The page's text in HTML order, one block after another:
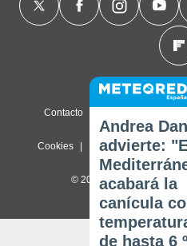
Contacto
Cookies Política de
© 2026 Meteored. Todos
Andrea
advierte:
acabará la
canícula
de hasta 6